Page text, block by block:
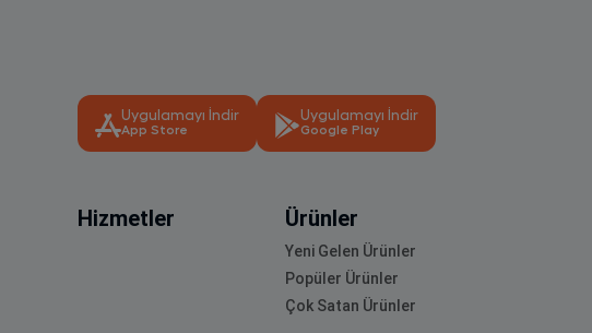
Uygulamayı İndir
App Store
Uygulamayı İndir
Google Play
Hizmetler Ürünler
Yeni Gelen Ürünler
Popüler Ürünler
Çok Satan Ürünler